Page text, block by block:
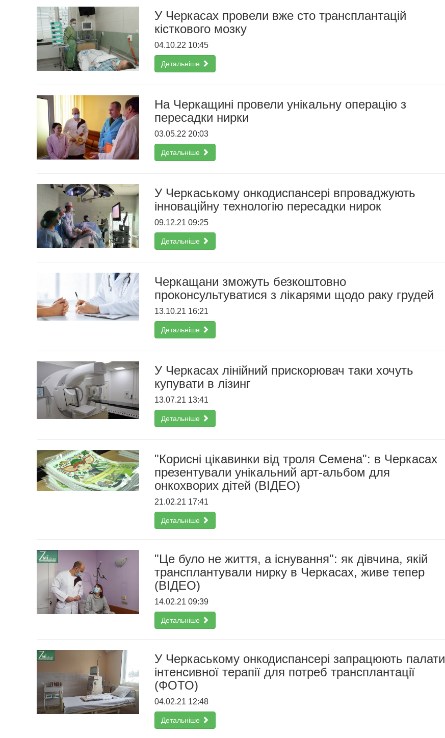
У Черкасах провели вже сто трансплантацій
кісткового мозку
04.10.22 10:45
Детальніше
На Черкащині провели унікальну операцію з
пересадки нирки
03.05.22 20:03
Детальніше
У Черкаському онкодиспансері впроваджують
інноваційну технологію пересадки нирок
09.12.21 09:25
Детальніше
Черкащани зможуть безкоштовно
проконсультуватися з лікарями щодо раку грудей
13.10.21 16:21
Детальніше
У Черкасах лінійний прискорювач таки хочуть
купувати в лізинг
13.07.21 13:41
Детальніше
"Корисні цікавинки від троля Семена": в Черкасах
презентували унікальний арт-альбом для
онкохворих дітей (ВІДЕО)
21.02.21 17:41
Детальніше
"Це було не життя, а існування": як дівчина, якій
трансплантували нирку в Черкасах, живе тепер
(ВІДЕО)
14.02.21 09:39
Детальніше
У Черкаському онкодиспансері запрацюють палати
інтенсивної терапії для потреб трансплантації
(ФОТО)
04.02.21 12:48
Детальніше